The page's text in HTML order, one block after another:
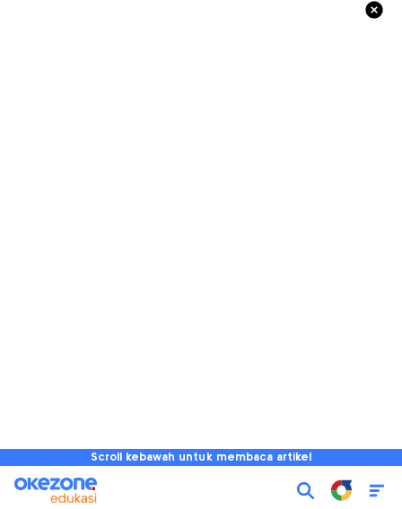
Scroll kebawah untuk membaca artikel